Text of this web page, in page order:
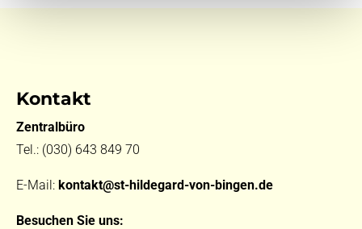
Kontakt
Zentralbüro
Tel.: (030) 643 849 70
E-Mail: kontakt@st-hildegard-von-bingen.de
Besuchen Sie uns: